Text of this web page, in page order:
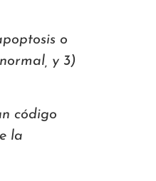
o
y 3)
código
la